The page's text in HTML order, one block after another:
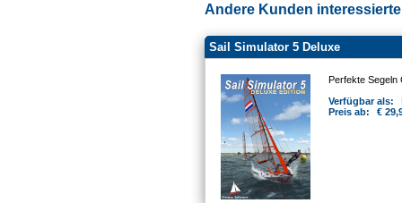
Andere Kunden
Sail Simulator 5 Deluxe
Perfekte Segeln
Verfügbar als:
Preis ab:
€